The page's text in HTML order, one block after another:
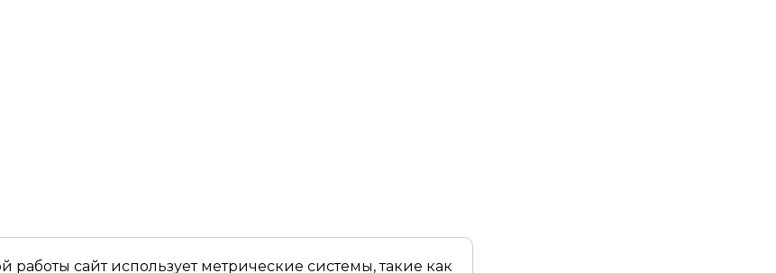
работы сайт использует метрические системы, такие как